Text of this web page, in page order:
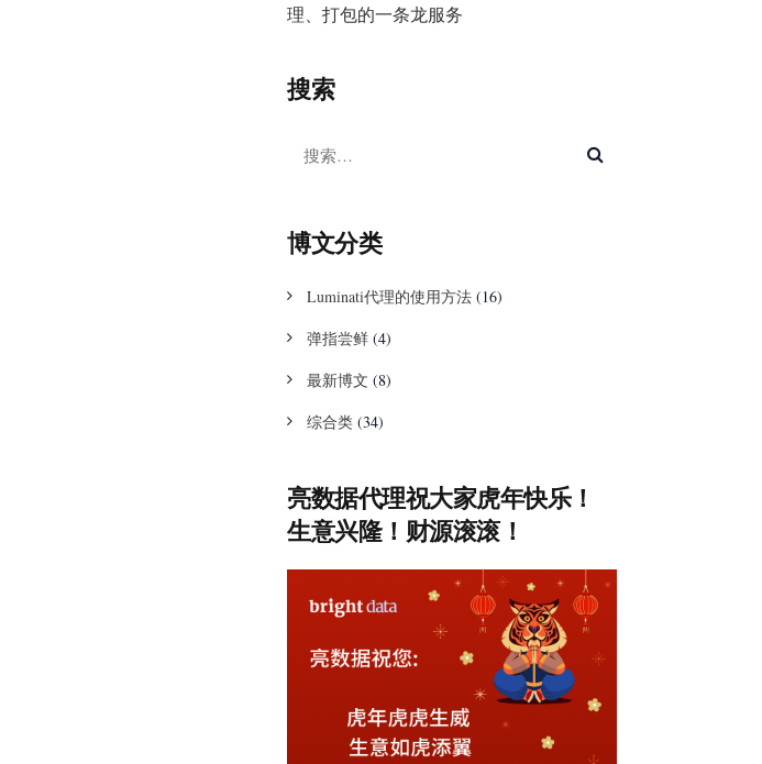
理、打包的一条龙服务
搜索
博文分类
Luminati代理的使用方法 (16)
弹指尝鲜 (4)
最新博文 (8)
综合类 (34)
亮数据代理祝大家虎年快乐！
生意兴隆！财源滚滚！